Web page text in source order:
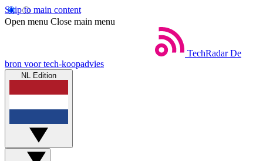
Skip to main content
Open menu Close main menu
TechRadar De
bron voor tech-koopadvies
NL Edition